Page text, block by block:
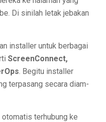
Di sinilah letak jebakan
installer untuk berbagai
ScreenConnect,
. Begitu installer
terpasang secara diam-
terhubung ke